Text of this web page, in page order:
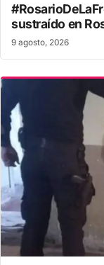
sustraído en
9 agosto, 2026